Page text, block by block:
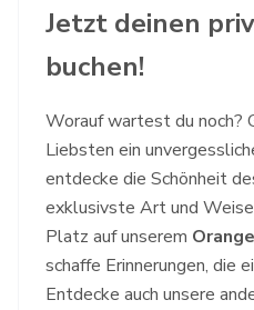
Jetzt deinen
buchen!
Worauf wartest du noch?
Liebsten ein
entdecke die Schönheit
exklusivste Art und
Platz auf unserem
schaffe Erinnerungen, die
Entdecke auch unsere